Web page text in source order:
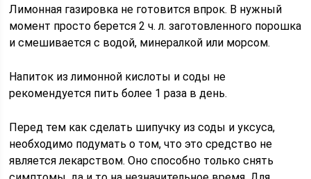
Лимонная газировка не готовится впрок. В нужный
момент просто берется 2 ч. л. заготовленного порошка
и смешивается с водой, минералкой или морсом.
Напиток из лимонной кислоты и соды не
рекомендуется пить более 1 раза в день.
Перед тем как сделать шипучку из соды и уксуса,
необходимо подумать о том, что это средство не
является лекарством. Оно способно только снять